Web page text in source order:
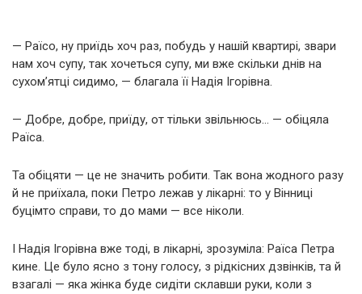
— Раїсо, ну приїдь хоч раз, побудь у нашій квартирі, звари
нам хоч супу, так хочеться супу, ми вже скільки днів на
сухом’ятці сидимо, — благала її Надія Ігорівна.
— Добре, добре, приїду, от тільки звільнюсь… — обіцяла
Раїса.
Та обіцяти — це не значить робити. Так вона жодного разу
й не приїхала, поки Петро лежав у лікарні: то у Вінниці
буцімто справи, то до мами — все ніколи.
І Надія Ігорівна вже тоді, в лікарні, зрозуміла: Раїса Петра
кине. Це було ясно з тону голосу, з рідкісних дзвінків, та й
взагалі — яка жінка буде сидіти склавши руки, коли з